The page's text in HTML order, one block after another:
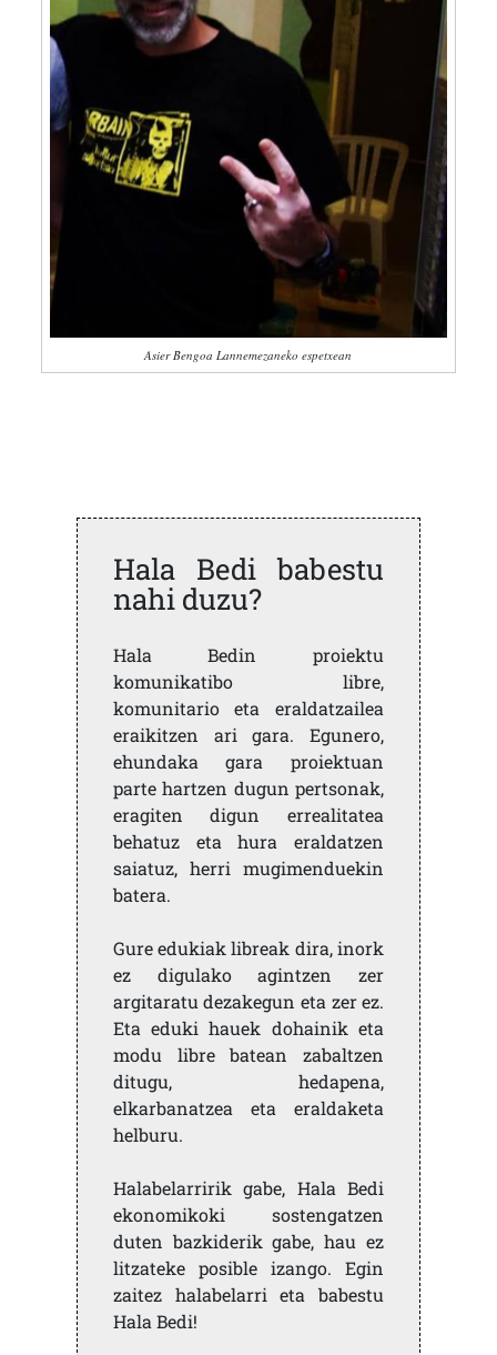
Asier Bengoa Lannemezaneko espetxean
Hala Bedi babestu
nahi duzu?
Hala Bedin proiektu
komunikatibo libre,
komunitario eta eraldatzailea
eraikitzen ari gara. Egunero,
ehundaka gara proiektuan
parte hartzen dugun pertsonak,
eragiten digun errealitatea
behatuz eta hura eraldatzen
saiatuz, herri mugimenduekin
batera.
Gure edukiak libreak dira, inork
ez digulako agintzen zer
argitaratu dezakegun eta zer ez.
Eta eduki hauek dohainik eta
modu libre batean zabaltzen
ditugu, hedapena,
elkarbanatzea eta eraldaketa
helburu.
Halabelarririk gabe, Hala Bedi
ekonomikoki sostengatzen
duten bazkiderik gabe, hau ez
litzateke posible izango. Egin
zaitez halabelarri eta babestu
Hala Bedi!